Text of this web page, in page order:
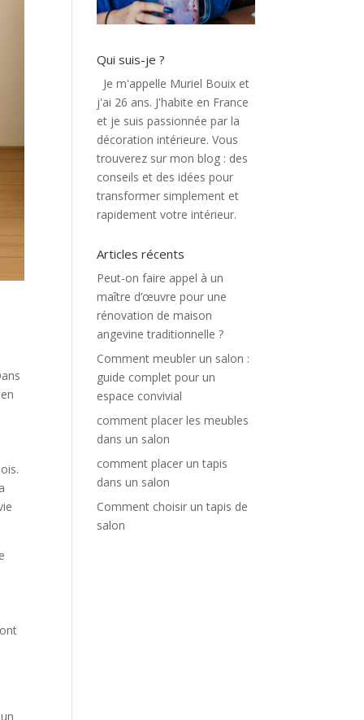
Qui suis-je ?
Je m'appelle Muriel Bouix et
j'ai 26 ans. J'habite en France
et je suis passionnée par la
décoration intérieure. Vous
trouverez sur mon blog : des
conseils et des idées pour
transformer simplement et
rapidement votre intérieur.
Articles récents
Peut-on faire appel à un
maître d’œuvre pour une
rénovation de maison
angevine traditionnelle ?
Comment meubler un salon :
guide complet pour un
espace convivial
comment placer les meubles
dans un salon
comment placer un tapis
dans un salon
Comment choisir un tapis de
salon